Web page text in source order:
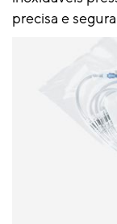
precisa e